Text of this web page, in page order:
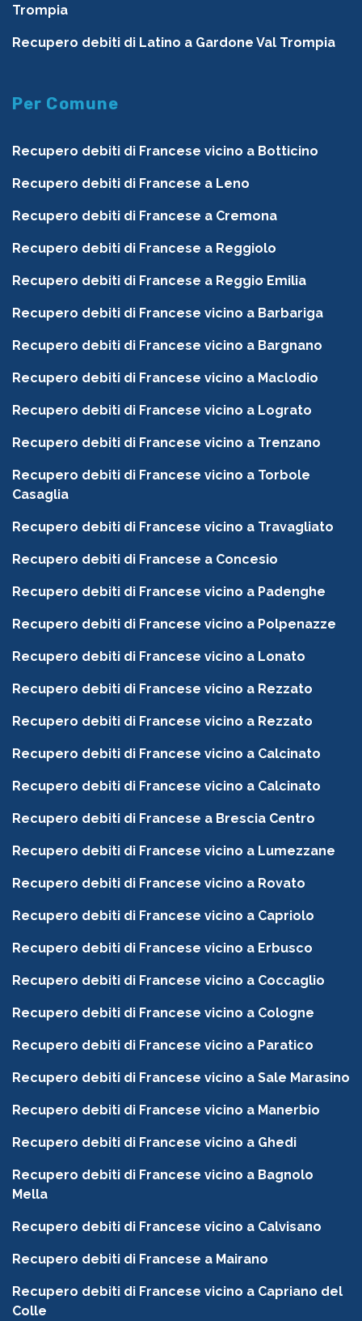
Trompia
Recupero debiti di Latino a Gardone Val Trompia
Per Comune
Recupero debiti di Francese vicino a Botticino
Recupero debiti di Francese a Leno
Recupero debiti di Francese a Cremona
Recupero debiti di Francese a Reggiolo
Recupero debiti di Francese a Reggio Emilia
Recupero debiti di Francese vicino a Barbariga
Recupero debiti di Francese vicino a Bargnano
Recupero debiti di Francese vicino a Maclodio
Recupero debiti di Francese vicino a Lograto
Recupero debiti di Francese vicino a Trenzano
Recupero debiti di Francese vicino a Torbole
Casaglia
Recupero debiti di Francese vicino a Travagliato
Recupero debiti di Francese a Concesio
Recupero debiti di Francese vicino a Padenghe
Recupero debiti di Francese vicino a Polpenazze
Recupero debiti di Francese vicino a Lonato
Recupero debiti di Francese vicino a Rezzato
Recupero debiti di Francese vicino a Rezzato
Recupero debiti di Francese vicino a Calcinato
Recupero debiti di Francese vicino a Calcinato
Recupero debiti di Francese a Brescia Centro
Recupero debiti di Francese vicino a Lumezzane
Recupero debiti di Francese vicino a Rovato
Recupero debiti di Francese vicino a Capriolo
Recupero debiti di Francese vicino a Erbusco
Recupero debiti di Francese vicino a Coccaglio
Recupero debiti di Francese vicino a Cologne
Recupero debiti di Francese vicino a Paratico
Recupero debiti di Francese vicino a Sale Marasino
Recupero debiti di Francese vicino a Manerbio
Recupero debiti di Francese vicino a Ghedi
Recupero debiti di Francese vicino a Bagnolo
Mella
Recupero debiti di Francese vicino a Calvisano
Recupero debiti di Francese a Mairano
Recupero debiti di Francese vicino a Capriano del
Colle